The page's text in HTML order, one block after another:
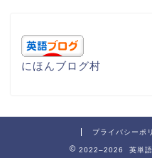
にほんブログ村
プライバシーポ
2022–2026 英単語